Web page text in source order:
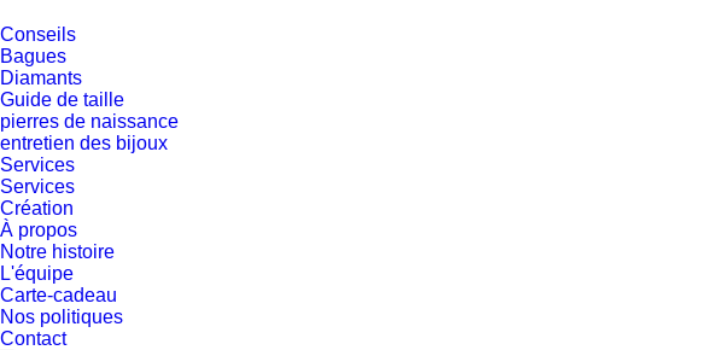
Conseils
Bagues
Diamants
Guide de taille
pierres de naissance
entretien des bijoux
Services
Services
Création
À propos
Notre histoire
L'équipe
Carte-cadeau
Nos politiques
Contact